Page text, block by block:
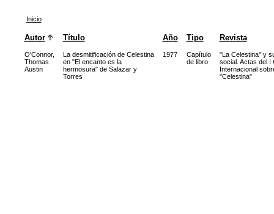
Inicio
Autor Título Año Tipo Revista
O'Connor,
Thomas
Austin
La desmitificación de Celestina
en "El encanto es la
hermosura" de Salazar y
Torres
1977
Capítulo
de libro
"La Celestina" y
social. Actas del I
Internacional
"Celestina"